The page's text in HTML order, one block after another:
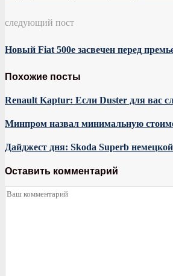
следующий пост
Новый Fiat 500e засвечен перед
Похожие посты
Renault Kaptur: Если Duster для вас
Минпром назвал минимальную
Дайджест дня: Skoda Superb
Оставить комментарий